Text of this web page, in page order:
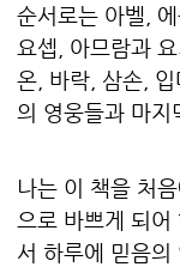
순서로는 아벨,
요셉, 아므람과
온, 바락, 삼손,
의 영웅들과 마지
나는 이 책을 처
으로 바쁘게 되
서 하루에 믿음